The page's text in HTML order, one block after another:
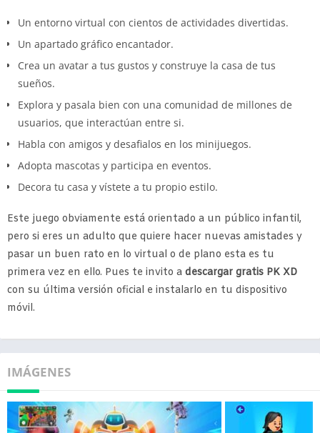
Un entorno virtual con cientos de actividades divertidas.
Un apartado gráfico encantador.
Crea un avatar a tus gustos y construye la casa de tus
sueños.
Explora y pasala bien con una comunidad de millones de
usuarios, que interactúan entre si.
Habla con amigos y desafialos en los minijuegos.
Adopta mascotas y participa en eventos.
Decora tu casa y vístete a tu propio estilo.
Este juego obviamente está orientado a un público infantil,
pero si eres un adulto que quiere hacer nuevas amistades y
pasar un buen rato en lo virtual o de plano esta es tu
primera vez en ello. Pues te invito a descargar gratis PK XD
con su última versión oficial e instalarlo en tu dispositivo
móvil.
IMÁGENES